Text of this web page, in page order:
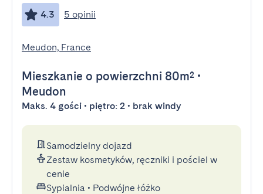
4.3 5 opinii
Meudon, France
Mieszkanie o powierzchni 80m² •
Meudon
Maks. 4 gości • piętro: 2 • brak windy
Samodzielny dojazd
Zestaw kosmetyków, ręczniki i pościel w
cenie
Sypialnia • Podwójne łóżko